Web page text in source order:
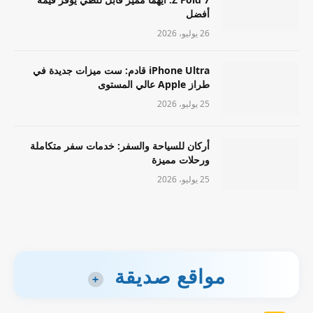
أفضل
26 يوليو، 2026
iPhone Ultra قادم: ست ميزات جديدة في
طراز Apple عالي المستوى
25 يوليو، 2026
أركان للسياحة والسفر: خدمات سفر متكاملة
ورحلات مميزة
25 يوليو، 2026
مواقع صديقة +